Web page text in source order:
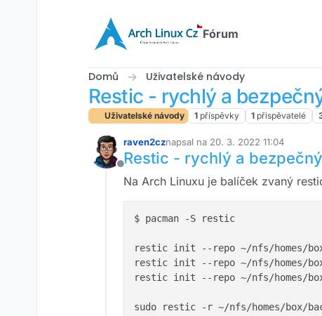
Fórum
Domů Uživatelské návody
Restic - rychlý a
Uživatelské návody 1 příspěvky 1 přispěvatelé
Offline
raven2cznapsal na 20. 3. 2022 11:04
naposledy upravil
Restic - rychlý a
Na Arch Linuxu je balíček zvaný
$ pacman -S restic
restic init --repo ~/nfs/homes/
restic init --repo ~/nfs/homes/
restic init --repo ~/nfs/homes/
sudo restic -r ~/nfs/homes/box/